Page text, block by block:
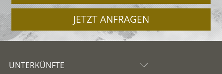
JETZT ANFRAGEN
UNTERKÜNFTE